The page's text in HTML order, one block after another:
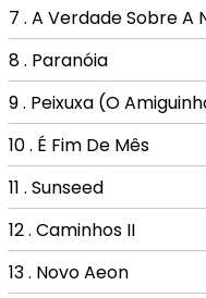
7 . A Verdade Sobre A
8 . Paranóia
9 . Peixuxa (O
10 . É Fim De Mês
11 . Sunseed
12 . Caminhos II
13 . Novo Aeon